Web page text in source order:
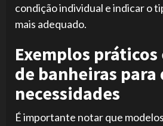
condição individual e indicar o
mais adequado.
Exemplos práticos
de banheiras
necessidades
É importante notar que